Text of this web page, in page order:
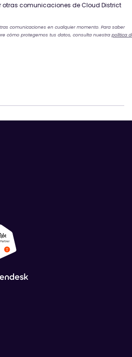
otras comunicaciones de Cloud District
comunicaciones en cualquier momento. Para saber
cómo protegemos tus datos, consulta nuestra política